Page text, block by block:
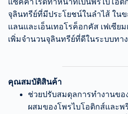
แซคคาไรด์ทำหน้าที่เป็นพรีไบโอติ
จุลินทรีย์ที่มีประโยชน์ในลำไส้ ใน
แลนและเอ็นเทอโรค็อกคัส เฟเซีย
เพิ่มจำนวนจุลินทรีย์ที่ดีในระบบทา
คุณสมบัติสินค้า
ช่วยปรับสมดุลการทำงานขอ
ผสมของโพรไบโอติกส์และพ